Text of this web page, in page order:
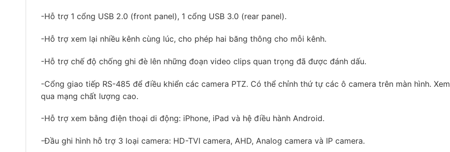
-Hỗ trợ 1 cổng USB 2.0 (front panel), 1 cổng USB 3.0 (rear panel).
-Hỗ trợ xem lại nhiều kênh cùng lúc, cho phép hai băng thông cho mỗi kênh.
-Hỗ trợ chế độ chống ghi đè lên những đoạn video clips quan trọng đã được đánh dấu.
-Cổng giao tiếp RS-485 để điều khiển các camera PTZ. Có thể chỉnh thứ tự các ô camera trên màn hình. Xem
qua mạng chất lượng cao.
-Hỗ trợ xem bằng điện thoại di động: iPhone, iPad và hệ điều hành Android.
-Đầu ghi hình hỗ trợ 3 loại camera: HD-TVI camera, AHD, Analog camera và IP camera.